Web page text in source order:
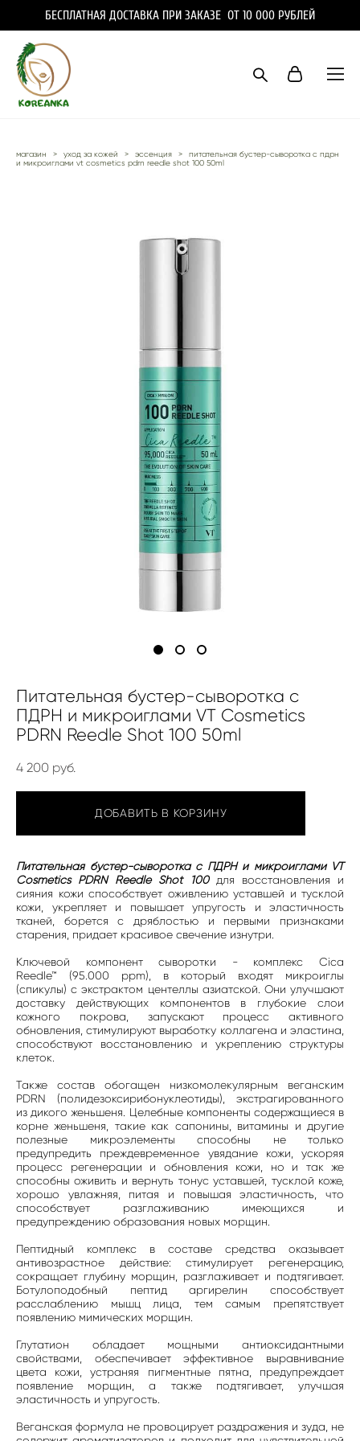
БЕСПЛАТНАЯ ДОСТАВКА ПРИ ЗАКАЗЕ ОТ 10 000 РУБЛЕЙ
магазин > уход за кожей > эссенция >
питательная бустер-сыворотка с пдрн
и микроиглами vt cosmetics pdrn reedle shot 100 50ml
Питательная бустер-сыворотка с
ПДРН и микроиглами VT Cosmetics
PDRN Reedle Shot 100 50ml
4 200 pуб.
ДОБАВИТЬ В КОРЗИНУ
Питательная бустер-сыворотка с ПДРН и микроиглами VT
Cosmetics PDRN Reedle Shot 100 для восстановления и
сияния кожи способствует оживлению уставшей и тусклой
кожи, укрепляет и повышает упругость и эластичность
тканей, борется с дряблостью и первыми признаками
старения, придает красивое свечение изнутри.
Ключевой компонент сыворотки - комплекс Cica
Reedle™ (95.000 ppm), в который входят микроиглы
(спикулы) с экстрактом центеллы азиатской. Они улучшают
доставку действующих компонентов в глубокие слои
кожного покрова, запускают процесс активного
обновления, стимулируют выработку коллагена и эластина,
способствуют восстановлению и укреплению структуры
клеток.
Также состав обогащен низкомолекулярным веганским
PDRN (полидезоксирибонуклеотиды), экстрагированного
из дикого женьшеня. Целебные компоненты содержащиеся в
корне женьшеня, такие как сапонины, витамины и другие
полезные микроэлементы способны не только
предупредить преждевременное увядание кожи, ускоряя
процесс регенерации и обновления кожи, но и так же
способны оживить и вернуть тонус уставшей, тусклой коже,
хорошо увлажняя, питая и повышая эластичность, что
способствует разглаживанию имеющихся и
предупреждению образования новых морщин.
Пептидный комплекс в составе средства оказывает
антивозрастное действие: стимулирует регенерацию,
сокращает глубину морщин, разглаживает и подтягивает.
Ботулоподобный пептид аргирелин способствует
расслаблению мышц лица, тем самым препятствует
появлению мимических морщин.
Глутатион обладает мощными антиоксидантными
свойствами, обеспечивает эффективное выравнивание
цвета кожи, устраняя пигментные пятна, предупреждает
появление морщин, а также подтягивает, улучшая
эластичность и упругость.
Веганская формула не провоцирует раздражения и зуда, не